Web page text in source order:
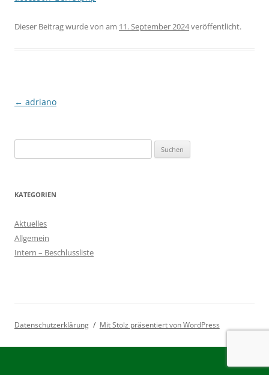
Dieser Beitrag wurdevon am 11. September 2024veröffentlicht.
Beitragsnavigation
← adriano
nach:
KATEGORIEN
Aktuelles
Allgemein
Intern – Beschlussliste
Datenschutzerklärung Mit Stolz präsentiert von WordPress